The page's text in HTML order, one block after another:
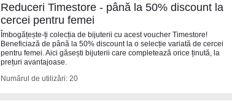
Reduceri Timestore - până la 50% discount la
cercei pentru femei
Îmbogățește-ți colecția de bijuterii cu acest voucher Timestore!
Beneficiază de până la 50% discount la o selecție variată de cercei
pentru femei. Aici găsești bijuterii care completează orice ținută, la
prețuri avantajoase.
Numărul de utilizări: 20